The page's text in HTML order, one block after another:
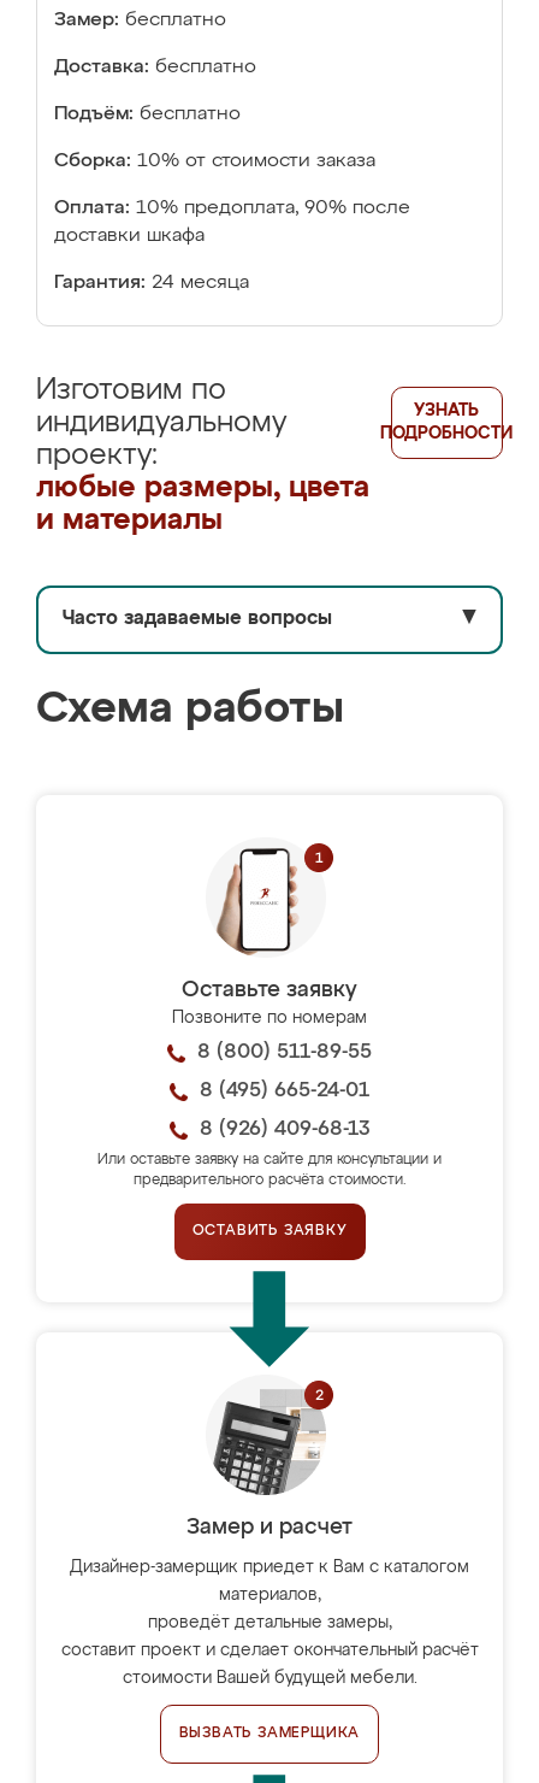
Замер: бесплатно
Доставка: бесплатно
Подъём: бесплатно
Сборка: 10% от стоимости заказа
Оплата: 10% предоплата, 90% после
доставки шкафа
Гарантия: 24 месяца
Изготовим по
индивидуальному
проекту:
любые размеры, цвета
и материалы
УЗНАТЬ
ПОДРОБНОСТИ
Часто задаваемые вопросы ▼
Схема работы
Оставьте заявку
Позвоните по номерам
8 (800) 511-89-55
8 (495) 665-24-01
8 (926) 409-68-13
Или оставьте заявку на сайте для консультации и
предварительного расчёта стоимости.
ОСТАВИТЬ ЗАЯВКУ
Замер и расчет
Дизайнер-замерщик приедет к Вам с каталогом
материалов,
проведёт детальные замеры,
составит проект и сделает окончательный расчёт
стоимости Вашей будущей мебели.
ВЫЗВАТЬ ЗАМЕРЩИКА